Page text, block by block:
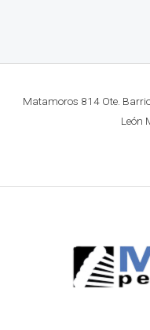
Matamoros 814 Ote.
León